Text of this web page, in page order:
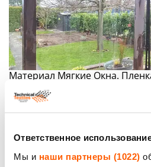
Ответственное
Мы и наши партнеры (1022)
Материал Мягкие Окна.
Пл.1000g/m². Шир.140 cm.
42m2, со склада в Риге!
Цена до: 580.36€ *